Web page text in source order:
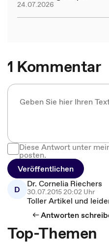
24.07.2026
1 Kommentar
Diese Antwort unter
posten.
Veröffentlichen
D
Dr. Cornelia Riechers
30.07.2015 20:02 Uhr
Toller Artikel und
Antworten
Top-Themen